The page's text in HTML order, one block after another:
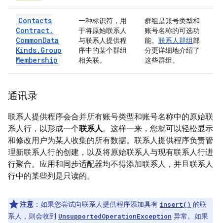
Contacts
Contract.
CommonData
Kinds. Group
Membership
一种标识符，用
于将原始联系人
与联系人提供程
序中的某个群组
相关联。
群组是账号类型和
账号名称的可选功
能。 联系人群组部
分更详细地介绍了
这些群组。
通讯录
联系人提供程序会合并所有账号类型和账号名称中的原始联
系人行，以形成一个联系人。这样一来，您就可以轻松显示
和修改用户为某人收集的所有数据。联系人提供程序负责管
理新联系人行的创建，以及将原始联系人与现有联系人行进
行聚合。应用和同步适配器均不得添加联系人，并且联系人
行中的某些列是只读的。
注意 ：如果您尝试向联系人提供程序添加具有 insert() 的联
系人，则会收到 UnsupportedOperationException 异常。如果